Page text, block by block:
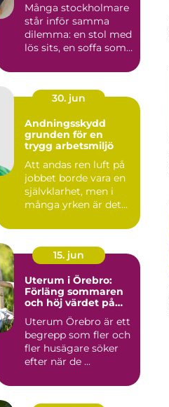
Många stockholmare
står inför samma
dilemma: en stol med
lös sits, en soffa som
30. jun
Andningsskydd
grunden för en
trygg arbetsmiljö
Att andas ren luft på
jobbet borde vara en
självklarhet, men i
många yrken är det
15. jun
Uterum i Örebro:
Förläng sommaren
och höj värdet på
Uterum Örebro är ett
begrepp som fler och
fler husägare söker
efter när de ...